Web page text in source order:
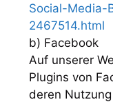
Social-Media-
2467514.html
b) Facebook
Auf unserer
Plugins von
deren